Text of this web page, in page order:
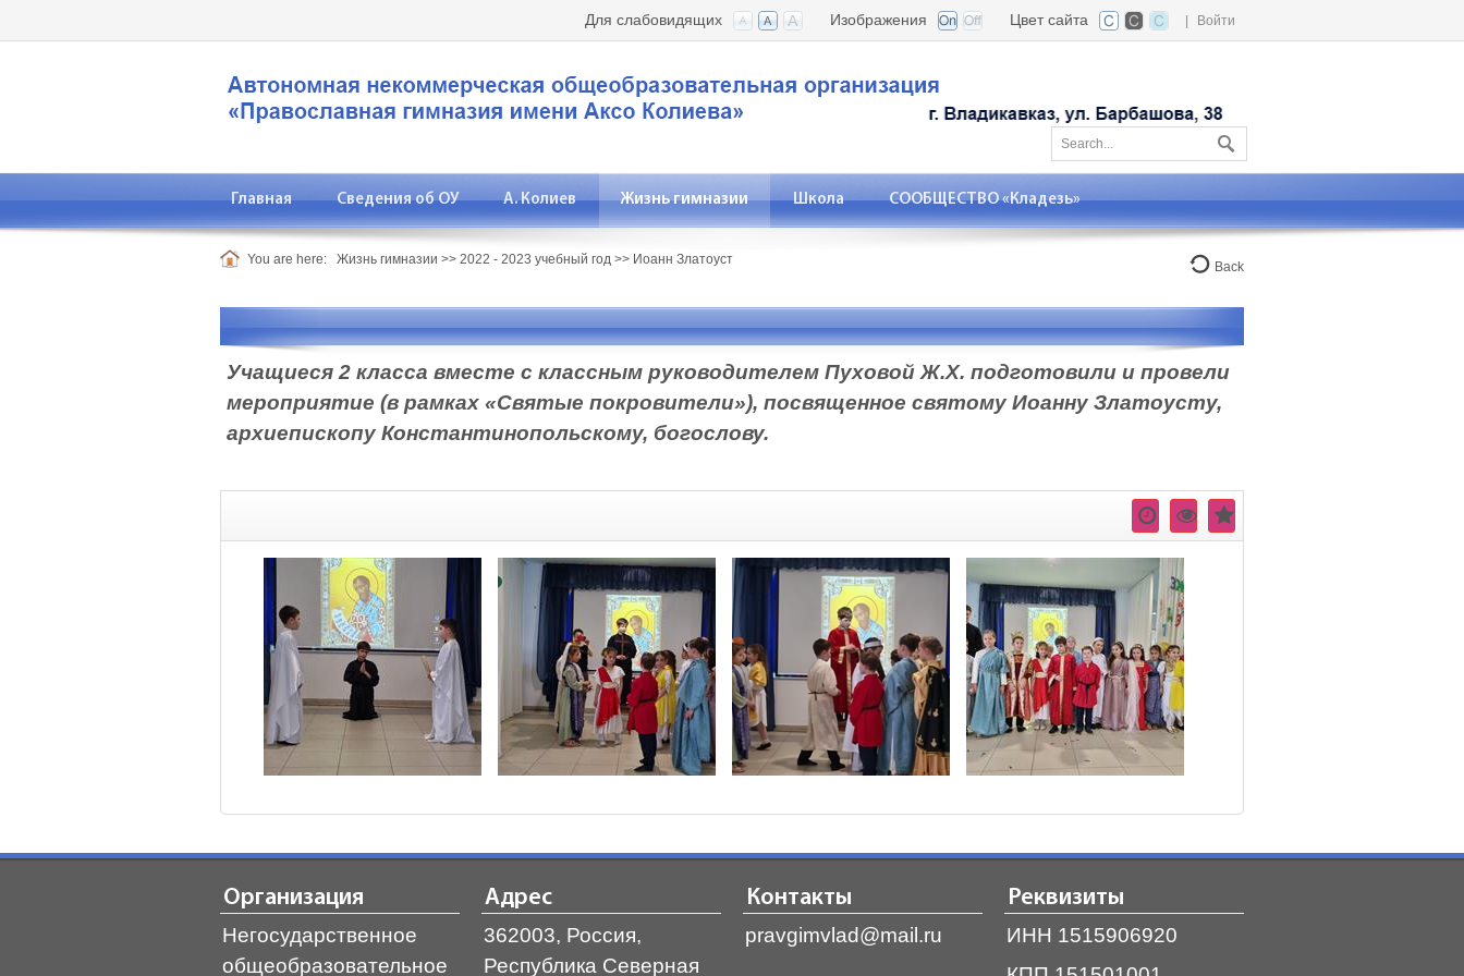
Войти
Цвет сайта
Изображения
Для слабовидящих
Главная Сведения об ОУ А. Колиев Жизнь гимназии Школа СООБЩЕСТВО «Кладезь»
You are here: Жизнь гимназии >> 2022 - 2023 учебный год >> Иоанн Златоуст Back
Учащиеся 2 класса вместе с классным руководителем Пуховой Ж.Х. подготовили и провели
мероприятие (в рамках «Святые покровители»), посвященное святому Иоанну Златоусту,
архиепископу Константинопольскому, богослову.
Организация
Негосударственное
общеобразовательное
Адрес
362003, Россия,
Республика Северная
Контакты
pravgimvlad@mail.ru
Реквизиты
ИНН 1515906920